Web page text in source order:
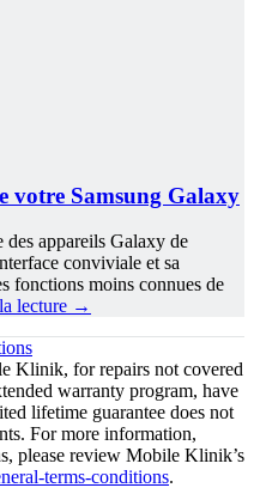
votre Samsung Galaxy
appareils Galaxy de
conviviale et sa
fonctions moins connues de
lecture →
Klinik, for repairs not covered
warranty program, have
lifetime guarantee does not
For more information,
please review Mobile Klinik’s
terms-conditions.